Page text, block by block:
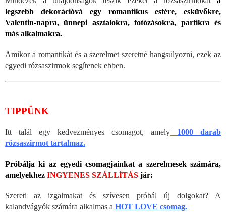
legszebb dekorációvá egy romantikus estére, esküvőkre,
Valentin-napra, ünnepi asztalokra, fotózásokra, partikra és
más alkalmakra.
Amikor a romantikát és a szerelmet szeretné hangsúlyozni, ezek az
egyedi rózsaszirmok segítenek ebben.
TIPPÜNK
Itt talál egy kedvezményes csomagot, amely
1000 darab
rózsaszirmot tartalmaz.
Próbálja ki az egyedi csomagjainkat a szerelmesek számára,
amelyekhez INGYENES SZÁLLÍTÁS jár:
Szereti az izgalmakat és szívesen próbál új dolgokat? A
kalandvágyók számára alkalmas a HOT LOVE csomag.